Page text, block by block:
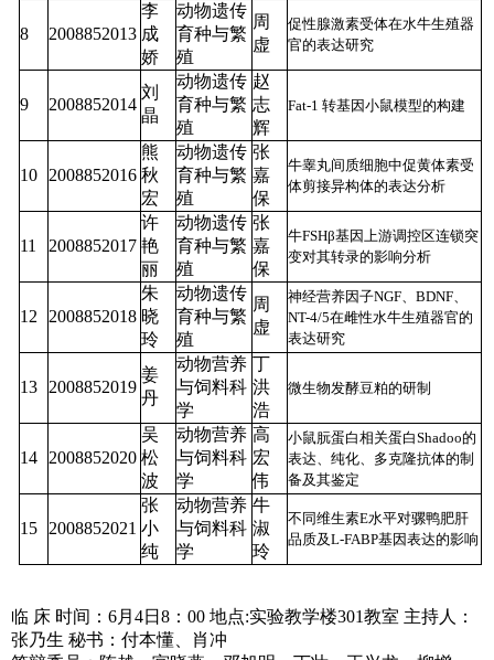
8 2008852013
李
成
娇
动物遗传
育种与繁
殖
周
虚
促性腺激素受体在水牛生殖器
官的表达研究
9 2008852014
刘
晶
动物遗传
育种与繁
殖
赵
志
辉
Fat-1 转基因小鼠模型的构建
10 2008852016
熊
秋
宏
动物遗传
育种与繁
殖
张
嘉
保
牛睾丸间质细胞中促黄体素受
体剪接异构体的表达分析
11 2008852017
许
艳
丽
动物遗传
育种与繁
殖
张
嘉
保
牛FSHβ基因上游调控区连锁突
变对其转录的影响分析
12 2008852018
朱
晓
玲
动物遗传
育种与繁
殖
周
虚
神经营养因子NGF、BDNF、
NT-4/5在雌性水牛生殖器官的
表达研究
13 2008852019
姜
丹
动物营养
与饲料科
学
丁
洪
浩
微生物发酵豆粕的研制
14 2008852020
吴
松
波
动物营养
与饲料科
学
高
宏
伟
小鼠朊蛋白相关蛋白Shadoo的
表达、纯化、多克隆抗体的制
备及其鉴定
15 2008852021
张
小
纯
动物营养
与饲料科
学
牛
淑
玲
不同维生素E水平对骡鸭肥肝
品质及L-FABP基因表达的影响
临 床 时间：6月4日8：00 地点:实验教学楼301教室 主持人：
张乃生 秘书：付本懂、肖冲